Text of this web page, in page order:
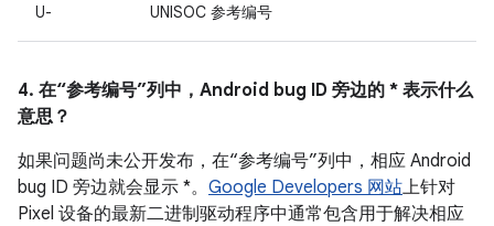
U- UNISOC 参考编号
4. 在“参考编号”列中，Android bug ID 旁边的 * 表示什么
意思？
如果问题尚未公开发布，在“参考编号”列中，相应 Android
bug ID 旁边就会显示 *。 Google Developers 网站上针对
Pixel 设备的最新二进制驱动程序中通常包含用于解决相应